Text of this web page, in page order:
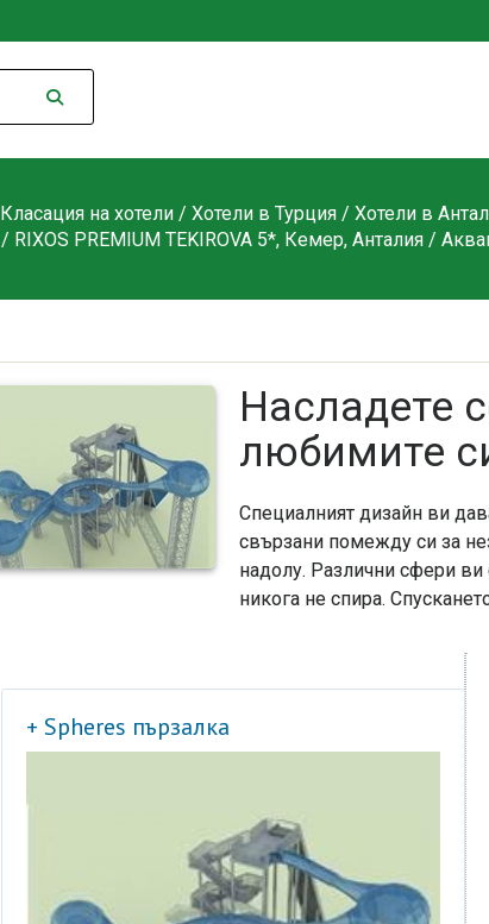
Класация на хотели / Хотели в Турция / Хотели в
/ RIXOS PREMIUM TEKIROVA 5*, Кемер, Анталия /
Насладете
любимите
Специалният дизайн ви
свързани помежду си за
надолу. Различни сфери
никога не спира.
+ Spheres пързалка